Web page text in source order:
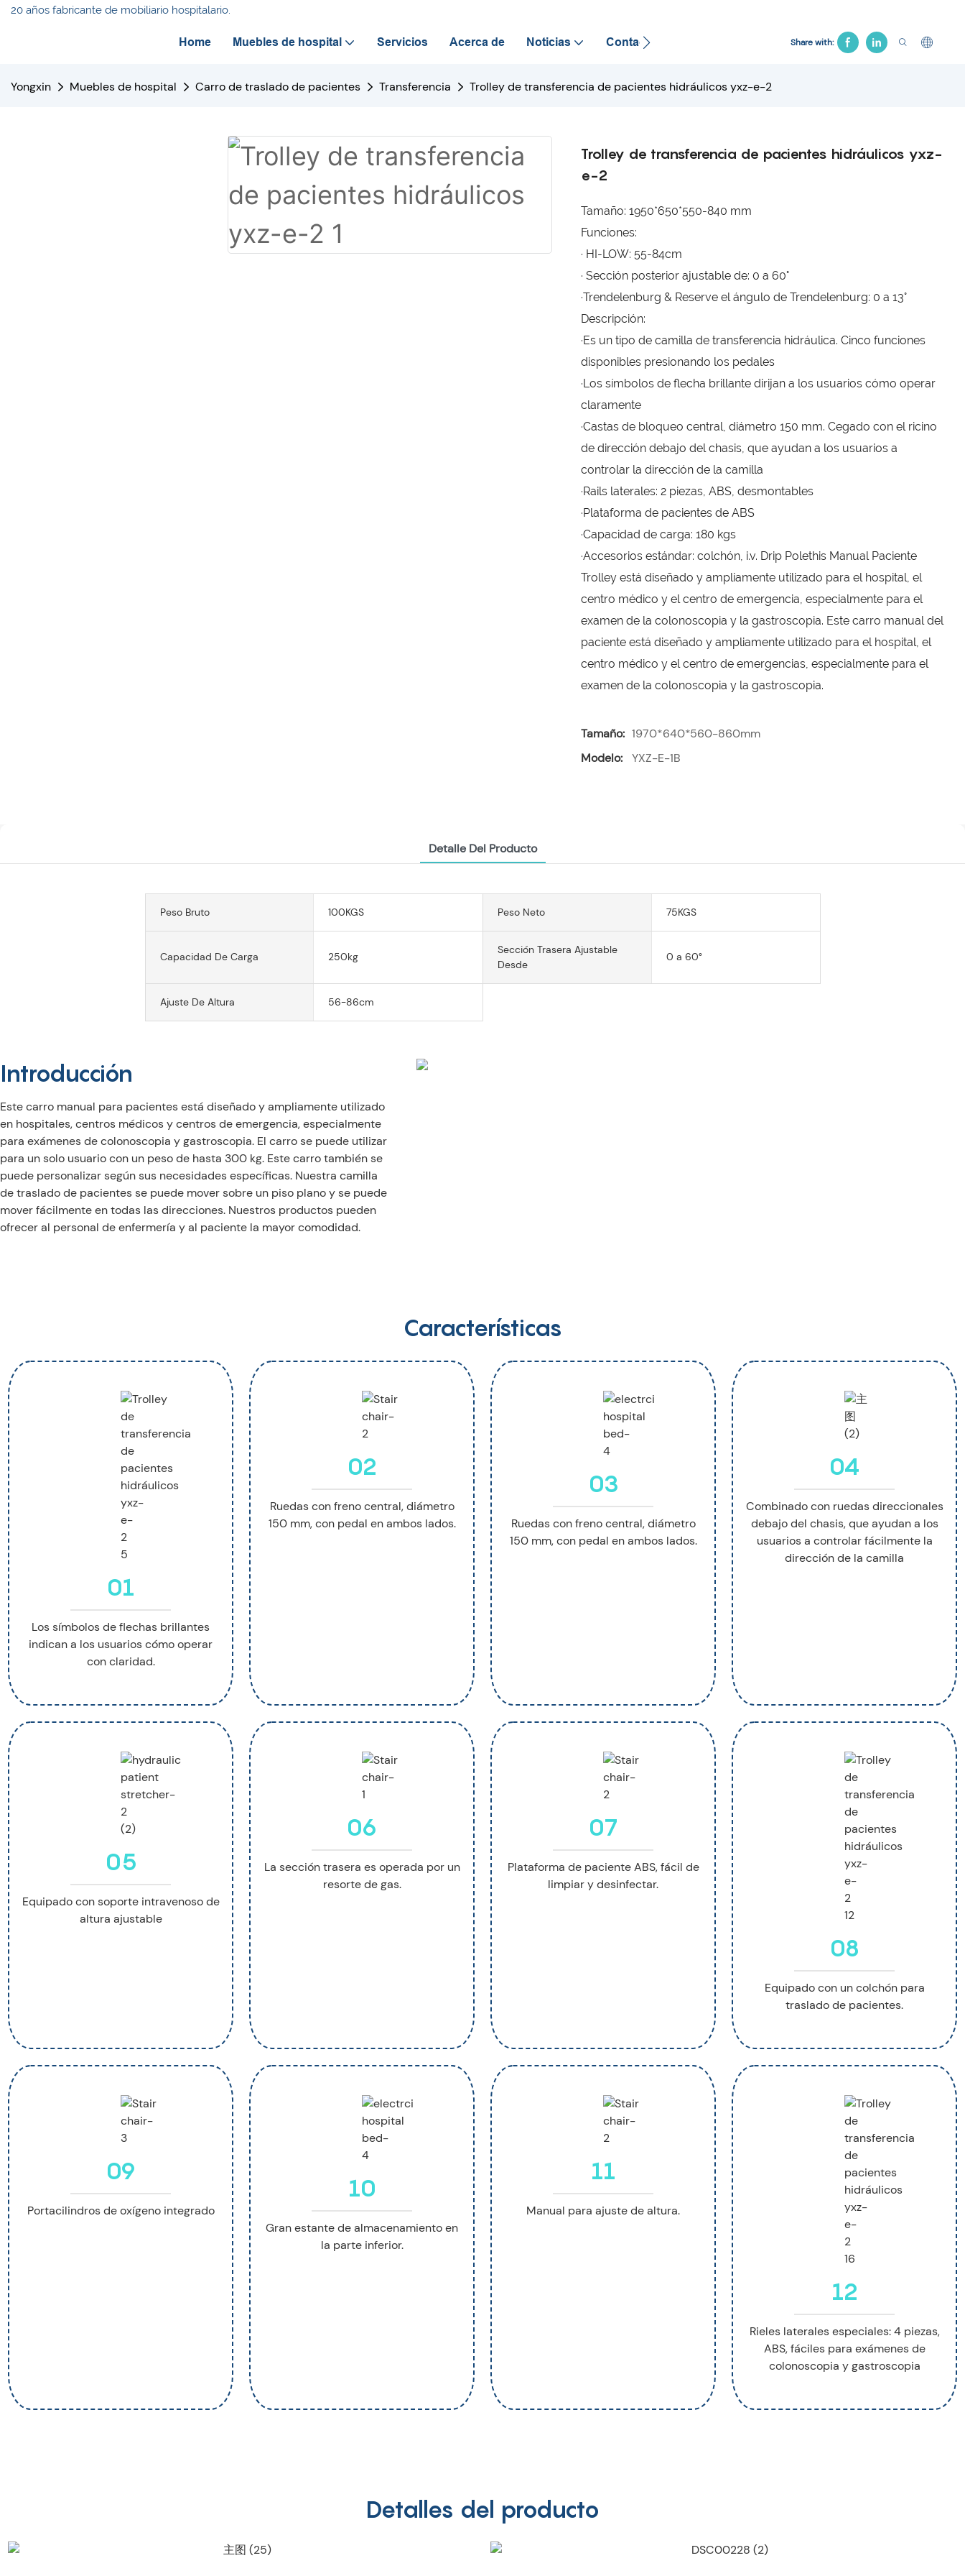
20 años fabricante de mobiliario hospitalario.
Home Muebles de hospital Servicios Acerca de Noticias Contacto Silla de hospital Cama
Share with:
Yongxin Muebles de hospital Carro de traslado de pacientes Transferencia Trolley de transferencia de pacientes hidráulicos yxz-e-2
Trolley de transferencia de pacientes hidráulicos yxz-
e-2
Tamaño: 1950*650*550-840 mm
Funciones:
· HI-LOW: 55-84cm
· Sección posterior ajustable de: 0 a 60°
·Trendelenburg & Reserve el ángulo de Trendelenburg: 0 a 13°
Descripción:
·Es un tipo de camilla de transferencia hidráulica. Cinco funciones
disponibles presionando los pedales
·Los símbolos de flecha brillante dirijan a los usuarios cómo operar
claramente
·Castas de bloqueo central, diámetro 150 mm. Cegado con el ricino
de dirección debajo del chasis, que ayudan a los usuarios a
controlar la dirección de la camilla
·Rails laterales: 2 piezas, ABS, desmontables
·Plataforma de pacientes de ABS
·Capacidad de carga: 180 kgs
·Accesorios estándar: colchón, i.v. Drip Polethis Manual Paciente
Trolley está diseñado y ampliamente utilizado para el hospital, el
centro médico y el centro de emergencia, especialmente para el
examen de la colonoscopia y la gastroscopia. Este carro manual del
paciente está diseñado y ampliamente utilizado para el hospital, el
centro médico y el centro de emergencias, especialmente para el
examen de la colonoscopia y la gastroscopia.
Tamaño: 1970*640*560-860mm
Modelo:
YXZ-E-1B
Detalle Del Producto
Peso Bruto 100KGS Peso Neto 75KGS
Capacidad De Carga 250kg
Sección Trasera Ajustable
Desde
0 a 60°
Ajuste De Altura 56-86cm
Introducción
Este carro manual para pacientes está diseñado y ampliamente utilizado
en hospitales, centros médicos y centros de emergencia, especialmente
para exámenes de colonoscopia y gastroscopia. El carro se puede utilizar
para un solo usuario con un peso de hasta 300 kg. Este carro también se
puede personalizar según sus necesidades específicas. Nuestra camilla
de traslado de pacientes se puede mover sobre un piso plano y se puede
mover fácilmente en todas las direcciones. Nuestros productos pueden
ofrecer al personal de enfermería y al paciente la mayor comodidad.
Características
01
Los símbolos de flechas brillantes
indican a los usuarios cómo operar
con claridad.
02
Ruedas con freno central, diámetro
150 mm, con pedal en ambos lados.
03
Ruedas con freno central, diámetro
150 mm, con pedal en ambos lados.
04
Combinado con ruedas direccionales
debajo del chasis, que ayudan a los
usuarios a controlar fácilmente la
dirección de la camilla
05
Equipado con soporte intravenoso de
altura ajustable
06
La sección trasera es operada por un
resorte de gas.
07
Plataforma de paciente ABS, fácil de
limpiar y desinfectar.
08
Equipado con un colchón para
traslado de pacientes.
09
Portacilindros de oxígeno integrado
10
Gran estante de almacenamiento en
la parte inferior.
11
Manual para ajuste de altura.
12
Rieles laterales especiales: 4 piezas,
ABS, fáciles para exámenes de
colonoscopia y gastroscopia
Detalles del producto